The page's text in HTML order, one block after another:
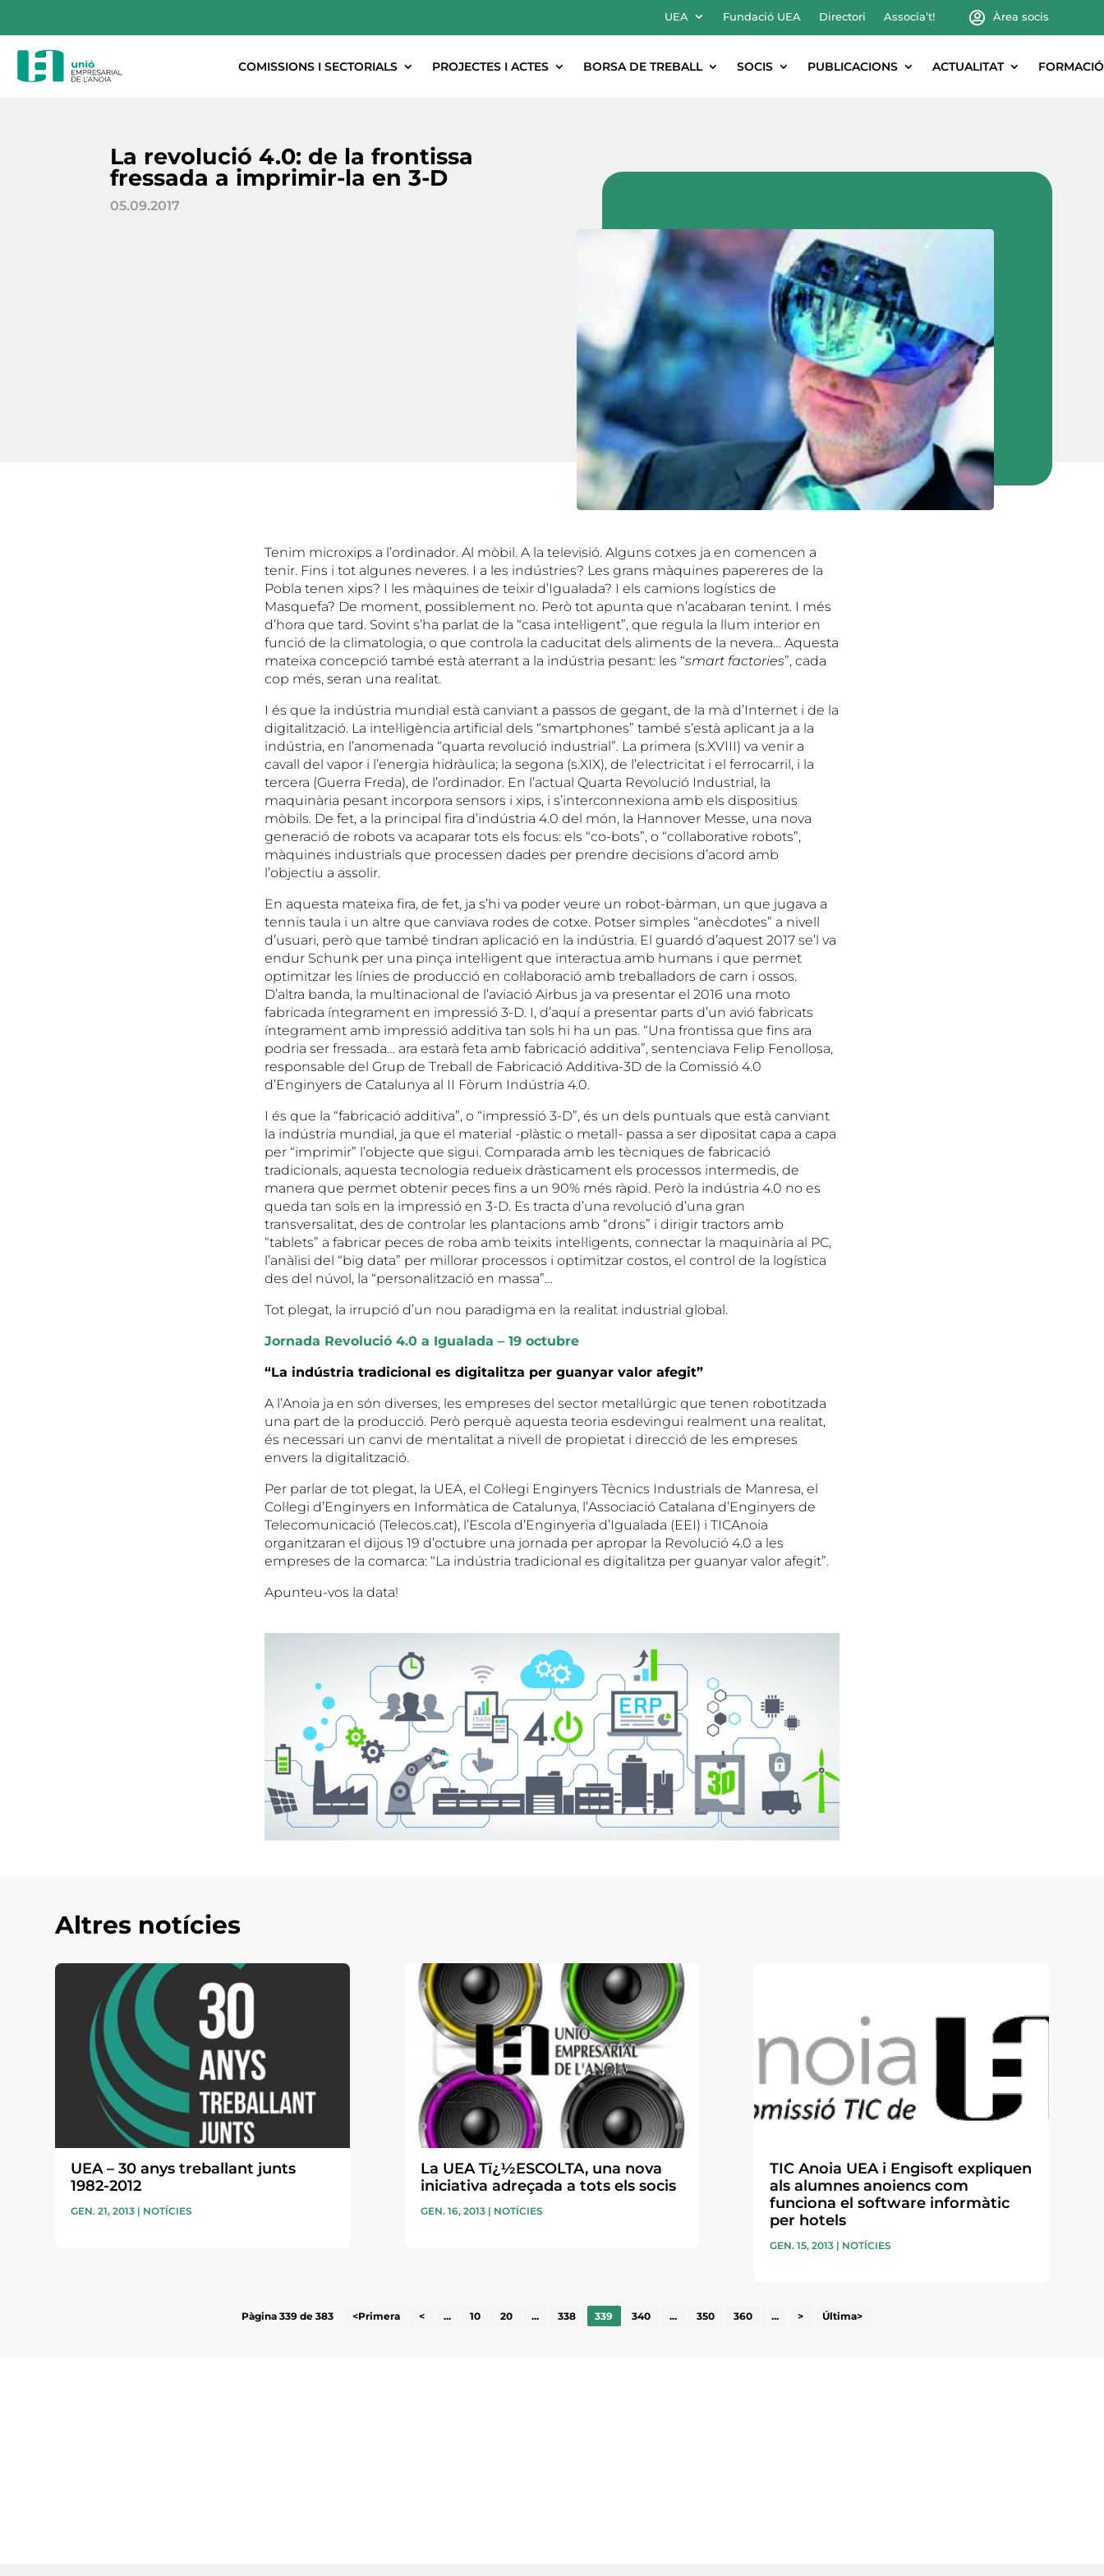
UEA Fundació UEA Directori Associa’t! Àrea socis
COMISSIONS I SECTORIALS PROJECTES I ACTES BORSA DE TREBALL SOCIS PUBLICACIONS ACTUALITAT FORMACIÓ
La revolució 4.0: de la frontissa
fressada a imprimir-la en 3-D
05.09.2017
Tenim microxips a l’ordinador. Al mòbil. A la televisió. Alguns cotxes ja en comencen a
tenir. Fins i tot algunes neveres. I a les indústries? Les grans màquines papereres de la
Pobla tenen xips? I les màquines de teixir d’Igualada? I els camions logístics de
Masquefa? De moment, possiblement no. Però tot apunta que n’acabaran tenint. I més
d’hora que tard. Sovint s’ha parlat de la “casa intel·ligent”, que regula la llum interior en
funció de la climatologia, o que controla la caducitat dels aliments de la nevera… Aquesta
mateixa concepció també està aterrant a la indústria pesant: les “smart factories”, cada
cop més, seran una realitat.
I és que la indústria mundial està canviant a passos de gegant, de la mà d’Internet i de la
digitalització. La intel·ligència artificial dels “smartphones” també s’està aplicant ja a la
indústria, en l’anomenada “quarta revolució industrial”. La primera (s.XVIII) va venir a
cavall del vapor i l’energia hidràulica; la segona (s.XIX), de l’electricitat i el ferrocarril, i la
tercera (Guerra Freda), de l’ordinador. En l’actual Quarta Revolució Industrial, la
maquinària pesant incorpora sensors i xips, i s’interconnexiona amb els dispositius
mòbils. De fet, a la principal fira d’indústria 4.0 del món, la Hannover Messe, una nova
generació de robots va acaparar tots els focus: els “co-bots”, o “collaborative robots”,
màquines industrials que processen dades per prendre decisions d’acord amb
l’objectiu a assolir.
En aquesta mateixa fira, de fet, ja s’hi va poder veure un robot-bàrman, un que jugava a
tennis taula i un altre que canviava rodes de cotxe. Potser simples “anècdotes” a nivell
d’usuari, però que també tindran aplicació en la indústria. El guardó d’aquest 2017 se’l va
endur Schunk per una pinça intel·ligent que interactua amb humans i que permet
optimitzar les línies de producció en col·laboració amb treballadors de carn i ossos.
D’altra banda, la multinacional de l’aviació Airbus ja va presentar el 2016 una moto
fabricada íntegrament en impressió 3-D. I, d’aquí a presentar parts d’un avió fabricats
íntegrament amb impressió additiva tan sols hi ha un pas. “Una frontissa que fins ara
podria ser fressada… ara estarà feta amb fabricació additiva”, sentenciava Felip Fenollosa,
responsable del Grup de Treball de Fabricació Additiva-3D de la Comissió 4.0
d’Enginyers de Catalunya al II Fòrum Indústria 4.0.
I és que la “fabricació additiva”, o “impressió 3-D”, és un dels puntuals que està canviant
la indústria mundial, ja que el material -plàstic o metall- passa a ser dipositat capa a capa
per “imprimir” l’objecte que sigui. Comparada amb les tècniques de fabricació
tradicionals, aquesta tecnologia redueix dràsticament els processos intermedis, de
manera que permet obtenir peces fins a un 90% més ràpid. Però la indústria 4.0 no es
queda tan sols en la impressió en 3-D. Es tracta d’una revolució d’una gran
transversalitat, des de controlar les plantacions amb “drons” i dirigir tractors amb
“tablets” a fabricar peces de roba amb teixits intel·ligents, connectar la maquinària al PC,
l’anàlisi del “big data” per millorar processos i optimitzar costos, el control de la logística
des del núvol, la “personalització en massa”…
Tot plegat, la irrupció d’un nou paradigma en la realitat industrial global.
Jornada Revolució 4.0 a Igualada – 19 octubre
“La indústria tradicional es digitalitza per guanyar valor afegit”
A l’Anoia ja en són diverses, les empreses del sector metal·lúrgic que tenen robotitzada
una part de la producció. Però perquè aquesta teoria esdevingui realment una realitat,
és necessari un canvi de mentalitat a nivell de propietat i direcció de les empreses
envers la digitalització.
Per parlar de tot plegat, la UEA, el Col·legi Enginyers Tècnics Industrials de Manresa, el
Col·legi d’Enginyers en Informàtica de Catalunya, l’Associació Catalana d’Enginyers de
Telecomunicació (Telecos.cat), l’Escola d’Enginyeria d’Igualada (EEI) i TICAnoia
organitzaran el dijous 19 d’octubre una jornada per apropar la Revolució 4.0 a les
empreses de la comarca: “La indústria tradicional es digitalitza per guanyar valor afegit”.
Apunteu-vos la data!
Altres notícies
UEA – 30 anys treballant junts
1982-2012
GEN. 21, 2013 | NOTÍCIES
La UEA Tï¿½ESCOLTA, una nova
iniciativa adreçada a tots els socis
GEN. 16, 2013| NOTÍCIES
TIC Anoia UEA i Engisoft expliquen
als alumnes anoiencs com
funciona el software informàtic
per hotels
GEN. 15, 2013| NOTÍCIES
Pàgina 339 de 383 <Primera < ... 10 20 ... 338 339 340 ... 350 360 ... > Última>